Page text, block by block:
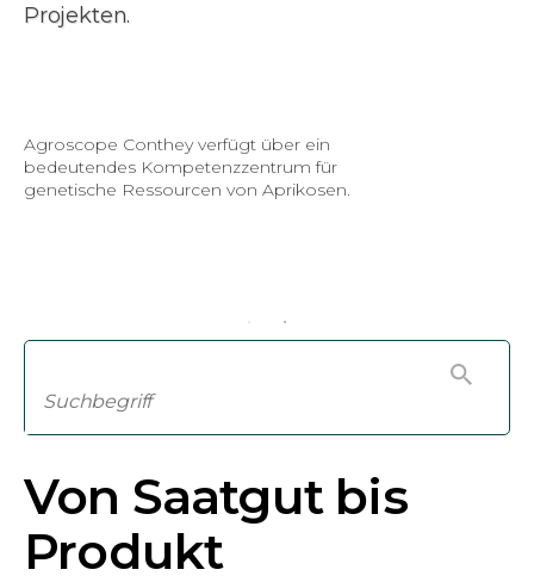
Projekten.
Agroscope Conthey verfügt über ein
bedeutendes Kompetenzzentrum für
genetische Ressourcen von Aprikosen.
Von Saatgut bis
Produkt